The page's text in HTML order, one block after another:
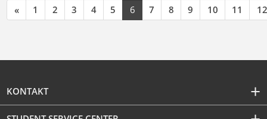
« 1 2 3 4 5 6 7 8 9 10 11 12
KONTAKT